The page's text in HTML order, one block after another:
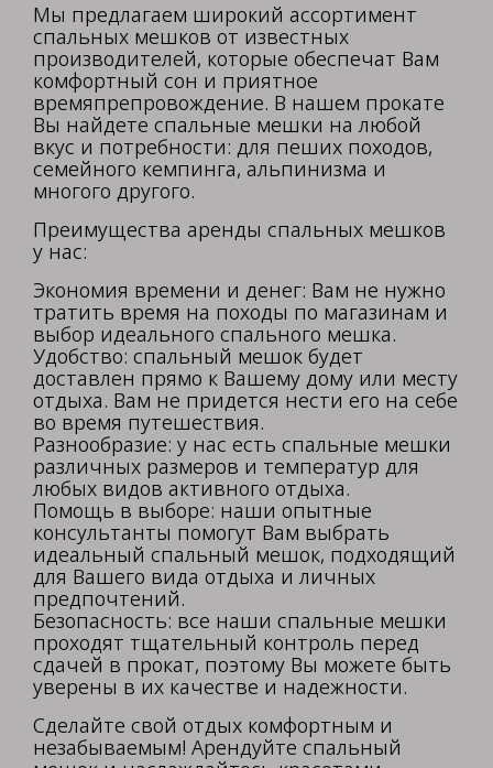
Мы предлагаем широкий ассортимент
спальных мешков от известных
производителей, которые обеспечат Вам
комфортный сон и приятное
времяпрепровождение. В нашем прокате
Вы найдете спальные мешки на любой
вкус и потребности: для пеших походов,
семейного кемпинга, альпинизма и
многого другого.
Преимущества аренды спальных мешков
у нас:
Экономия времени и денег: Вам не нужно
тратить время на походы по магазинам и
выбор идеального спального мешка.
Удобство: спальный мешок будет
доставлен прямо к Вашему дому или месту
отдыха. Вам не придется нести его на себе
во время путешествия.
Разнообразие: у нас есть спальные мешки
различных размеров и температур для
любых видов активного отдыха.
Помощь в выборе: наши опытные
консультанты помогут Вам выбрать
идеальный спальный мешок, подходящий
для Вашего вида отдыха и личных
предпочтений.
Безопасность: все наши спальные мешки
проходят тщательный контроль перед
сдачей в прокат, поэтому Вы можете быть
уверены в их качестве и надежности.
Сделайте свой отдых комфортным и
незабываемым! Арендуйте спальный